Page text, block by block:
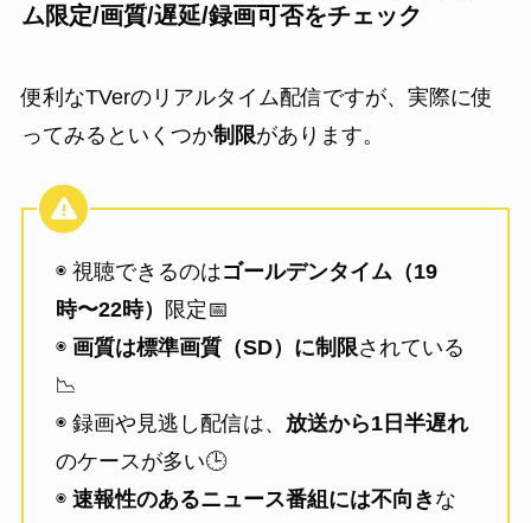
ム限定/画質/遅延/録画可否をチェック
便利なTVerのリアルタイム配信ですが、実際に使
ってみるといくつか制限があります。
◉ 視聴できるのはゴールデンタイム（19
時〜22時） 限定📅
◉ 画質は標準画質（SD）に制限されている
📉
◉ 録画や見逃し配信は、 放送から1日半遅れ
のケースが多い🕒
◉ 速報性のあるニュース番組には不向き な